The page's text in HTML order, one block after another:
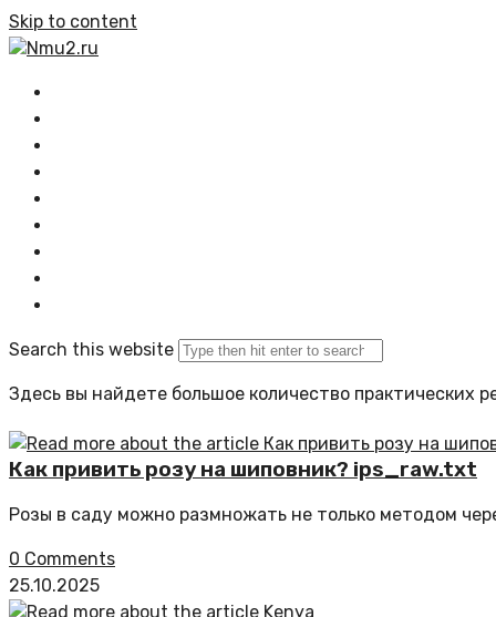
Skip to content
Nmu2.ru
Search this website
Здесь вы найдете большое количество практических
Как привить розу на шиповник? ips_raw.txt
Розы в саду можно размножать не только методом
0 Comments
25.10.2025